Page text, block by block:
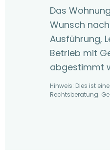
Das
Wunsch
Ausführung,
Betrieb mit
abgestimmt
Hinweis: Dies ist
Rechtsberatung.